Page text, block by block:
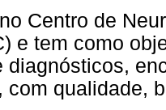
Centro de
e tem como
diagnósticos,
com qualidade,